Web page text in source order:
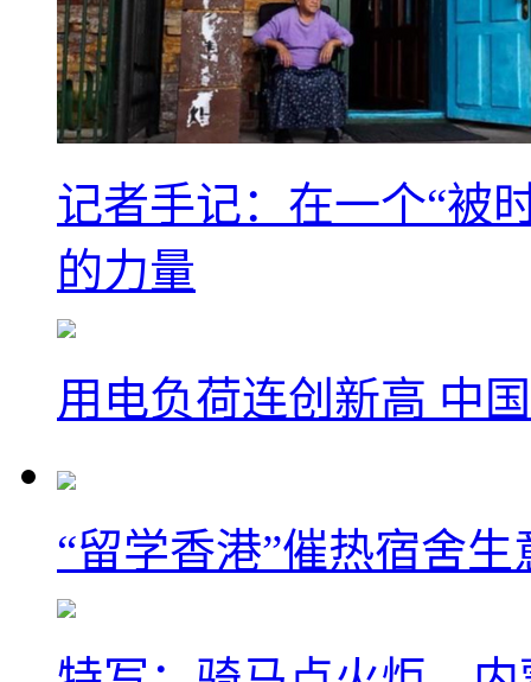
记者手记：在一个“被
的力量
用电负荷连创新高 中
“留学香港”催热宿舍